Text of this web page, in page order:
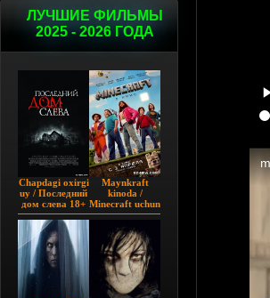
ЛУЧШИЕ ФИЛЬМЫ
2025 - 2026 ГОДА
Chapdagi oxirgi
uy / Последний
дом слева 18+
(2009)
Maynkraft
kinoda /
Minecraft uchun
film / Maygiraft
2025 AQSH
filmi